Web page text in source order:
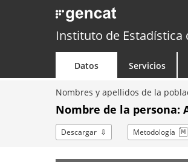
Instituto de Estadística
Datos Servicios
Nombres y apellidos de la
Nombre de la persona:
Descargar Metodología